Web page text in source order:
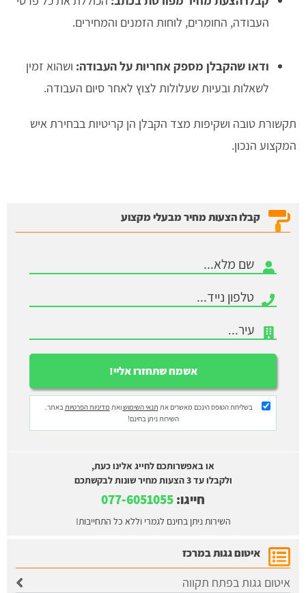
העבודה, החומרים, לוחות הזמנים והמחירים.
ודאו שהקבלן מספק אחריות על העבודה: ושהוא זמין
לשאלות ובעיות שעלולות לצוץ לאחר סיום העבודה.
תקשורת טובה ושקיפות מצד הקבלן הן קריטיות בבחירת איש
המקצוע הנכון.
קבלו הצעות מחיר מבעלי מקצוע
בשליחת הטופס הינכם מאשרים את תנאי השימושואת מדיניות הפרטיות באתר.
השירות ניתן בחינם!
או באפשרותכם לחייג אלינו כעת,
ולקבלו עד 3 הצעות מחיר שונות לבקשתכם
חייגו:
השירות ניתן בחינם לגמרי וללא כל התחייבות!
איטום גגות במרכז
איטום גגות בפתח תקווה